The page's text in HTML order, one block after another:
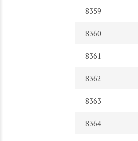
8359
8360
8361
8362
8363
8364